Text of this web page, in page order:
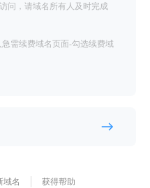
问，请域名所有人及时完成
需续费域名页面-勾选续费域
域名 获得帮助